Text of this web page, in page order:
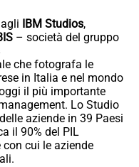
IBM Studios,
– società del gruppo
che fotografa le
in Italia e nel mondo
il più importante
Lo Studio
aziende in 39 Paesi
il 90% del PIL
cui le aziende